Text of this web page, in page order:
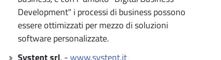
Development" i processi di business possono
essere ottimizzati per mezzo di soluzioni
software personalizzate.
Systent srl. -www.systent.it